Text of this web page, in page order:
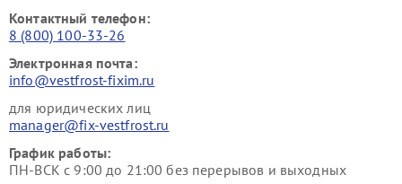
Контактный телефон:
8 (800) 100-33-26
Электронная почта:
info@vestfrost-fixim.ru
для юридических лиц
manager@fix-vestfrost.ru
График работы:
ПН-ВСК с 9:00 до 21:00 без перерывов и выходных